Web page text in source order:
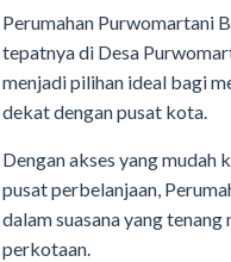
Perumahan Purwomartani
tepatnya di Desa
menjadi pilihan ideal bagi
dekat dengan pusat kota.
Dengan akses yang mudah
pusat perbelanjaan,
dalam suasana yang
perkotaan.